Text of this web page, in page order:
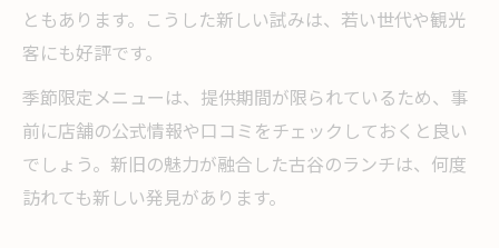
ともあります。こうした新しい試みは、若い世代や観光
客にも好評です。
季節限定メニューは、提供期間が限られているため、事
前に店舗の公式情報や口コミをチェックしておくと良い
でしょう。新旧の魅力が融合した古谷のランチは、何度
訪れても新しい発見があります。